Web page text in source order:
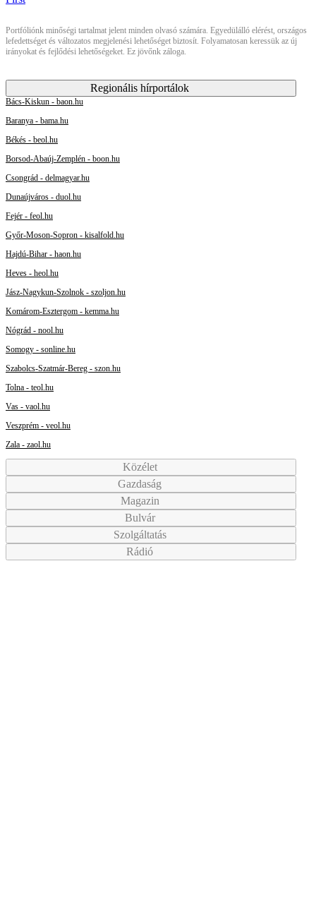
Portfóliónk minőségi tartalmat jelent minden olvasó számára. Egyedülálló elérést, országos
lefedettséget és változatos megjelenési lehetőséget biztosít. Folyamatosan keressük az új
irányokat és fejlődési lehetőségeket. Ez jövőnk záloga.
Regionális hírportálok
Bács-Kiskun - baon.hu
Baranya - bama.hu
Békés - beol.hu
Borsod-Abaúj-Zemplén - boon.hu
Csongrád - delmagyar.hu
Dunaújváros - duol.hu
Fejér - feol.hu
Győr-Moson-Sopron - kisalfold.hu
Hajdú-Bihar - haon.hu
Heves - heol.hu
Jász-Nagykun-Szolnok - szoljon.hu
Komárom-Esztergom - kemma.hu
Nógrád - nool.hu
Somogy - sonline.hu
Szabolcs-Szatmár-Bereg - szon.hu
Tolna - teol.hu
Vas - vaol.hu
Veszprém - veol.hu
Zala - zaol.hu
Közélet
Gazdaság
Magazin
Bulvár
Szolgáltatás
Rádió